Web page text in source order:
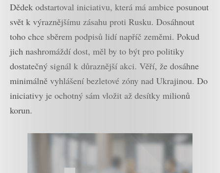
Dědek odstartoval iniciativu, která má ambice posunout
svět k výraznějšímu zásahu proti Rusku. Dosáhnout
toho chce sběrem podpisů lidí napříč zeměmi. Pokud
jich nashromáždí dost, měl by to být pro politiky
dostatečný signál k důraznější akci. Věří, že dosáhne
minimálně vyhlášení bezletové zóny nad Ukrajinou. Do
iniciativy je ochotný sám vložit až desítky milionů
korun.